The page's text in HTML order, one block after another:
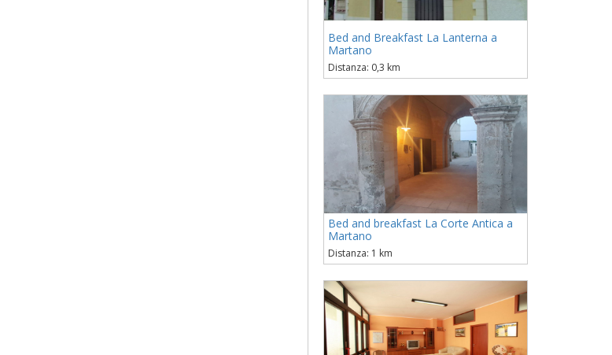
Bed and Breakfast La Lanterna a
Martano
Distanza: 0,3 km
Bed and breakfast La Corte Antica a
Martano
Distanza: 1 km